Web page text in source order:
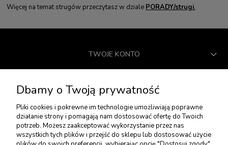
Więcej na temat strugów przeczytasz w dziale PORADY/strugi.
TWOJE KONTO
USŁUGI DODATKOWE
PŁATNOŚCI I DOSTAWA
Dbamy o Twoją prywatność
Pliki cookies i pokrewne im technologie umożliwiają poprawne
działanie strony i pomagają nam dostosować ofertę do Twoich
potrzeb. Możesz zaakceptować wykorzystanie przez nas
wszystkich tych plików i przejść do sklepu lub dostosować użycie